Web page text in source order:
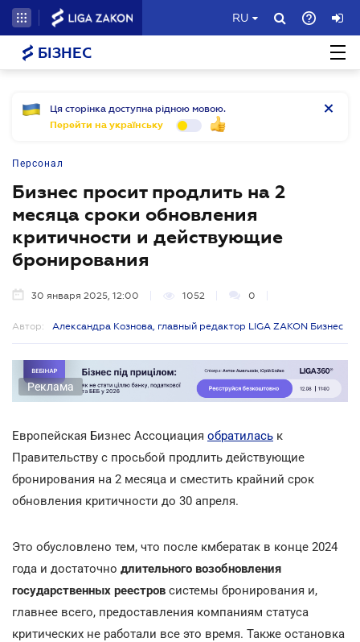
RU
БІЗНЕС
Ця сторінка доступна рідною мовою.
Перейти на українську
Персонал
Бизнес просит продлить на 2
месяца сроки обновления
критичности и действующие
бронирования
30 января 2025, 12:00 1052 0
Автор: Александра Кознова, главный редактор LIGA ZAKON Бизнес
Реклама
Европейская Бизнес Ассоциация обратилась к
Правительству с просьбой продлить действующие
бронирования на 2 месяца и сместить крайний срок
обновления критичности до 30 апреля.
Это обусловлено тем, что после кмбератак в конце 2024
года и достаточно длительного возобновления
государственных реестров системы бронирования и,
главнее всего, предоставления компаниям статуса
критических не работали все это время. Также остановка